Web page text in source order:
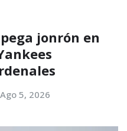
jonrón en
Ago 5, 2026